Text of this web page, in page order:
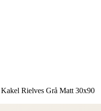
Kakel Rielves Grå Matt 30x90